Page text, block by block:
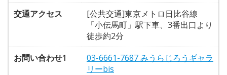
交通アクセス
[公共交通]東京メトロ日比谷線
「小伝馬町」駅下車、3番出口より
徒歩約2分
お問い合わせ1
03-6661-7687 みうらじろうギャラ
リーbis